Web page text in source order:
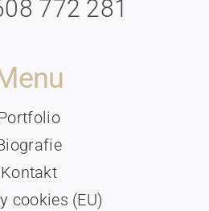
772 281
Kontakt
cookies (EU)